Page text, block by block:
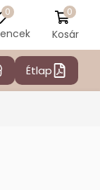
0 0
Kosár
Étlap